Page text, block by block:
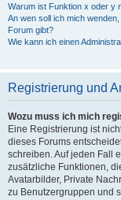
Warum ist Funktion x oder y
An wen soll ich mich
Forum gibt?
Wie kann ich einen
Registrierung und
Wozu muss ich mich
Eine Registrierung ist
dieses Forums
schreiben. Auf jeden Fall
zusätzliche Funktionen,
Avatarbilder, Private
zu Benutzergruppen und